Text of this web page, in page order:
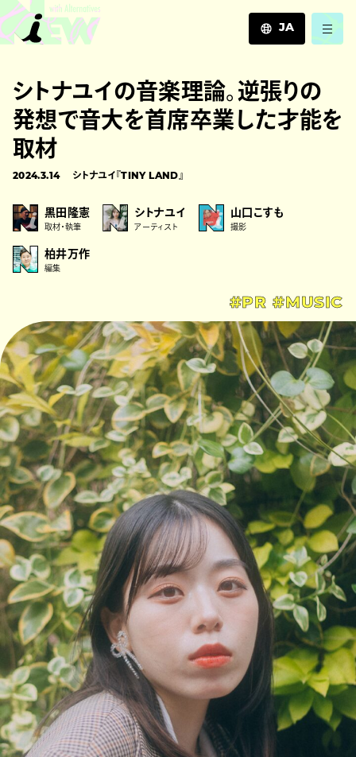
JA
EN
ZH
シトナユイの音楽理論。逆張りの
発想で音大を首席卒業した才能を
取材
2024.3.14 シトナユイ『TINY LAND』
黒田隆憲
取材・執筆
シトナユイ
アーティスト
山口こすも
撮影
柏井万作
編集
#PR #MUSIC